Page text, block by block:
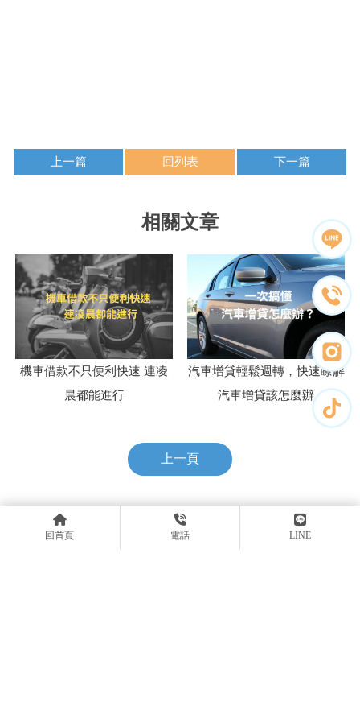
上一篇 回列表 下一篇
機車借款不只便利快速 連凌
晨都能進行
汽車增貸輕鬆週轉，快速瞭解
汽車增貸該怎麼辦
上一頁
回首頁 電話 LINE